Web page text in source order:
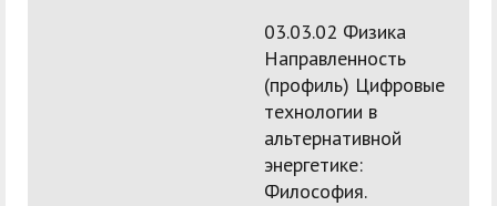
03.03.02 Физика
Направленность
(профиль) Цифровые
технологии в
альтернативной
энергетике:
Философия.